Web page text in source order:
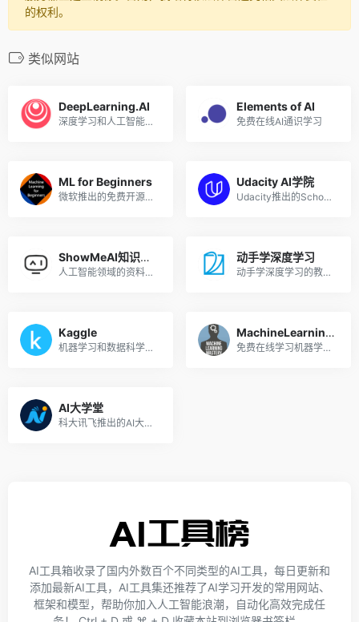
的权利。
类似网站
DeepLearning.AI
深度学习和人工智能学习平台
Elements of AI
免费在线AI通识学习
ML for Beginners
微软推出的免费开源的机器学习课程，GitHub标星4万+
Udacity AI学院
Udacity推出的School of AI，从入门到高级
ShowMeAI知识社区
人工智能领域的资料库和学习社区
动手学深度学习
动手学深度学习的教材和课程
Kaggle
机器学习和数据科学社区
MachineLearningMastery
免费在线学习机器学习，从基础到高级
AI大学堂
科大讯飞推出的AI大学堂，学习AI、走进未来
AI工具箱收录了国内外数百个不同类型的AI工具，每日更新和
添加最新AI工具，AI工具集还推荐了AI学习开发的常用网站、
框架和模型，帮助你加入人工智能浪潮，自动化高效完成任